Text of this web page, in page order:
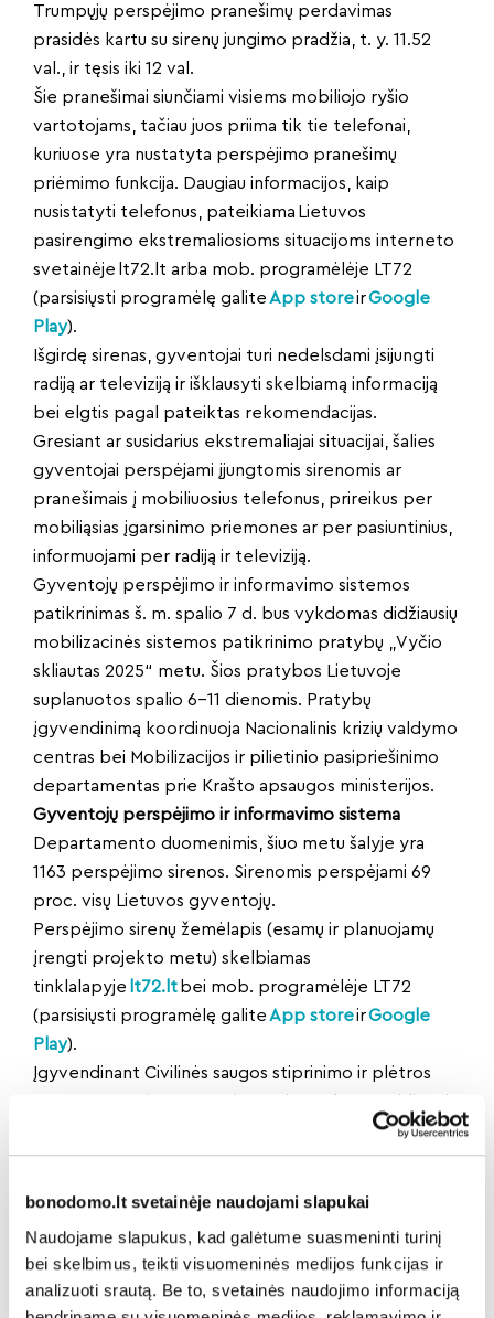
bonodomo.lt svetainėje naudojami slapukai
Naudojame slapukus, kad galėtume suasmeninti turinį
bei skelbimus, teikti visuomeninės medijos funkcijas ir
analizuoti srautą. Be to, svetainės naudojimo informaciją
Trumpųjų perspėjimo pranešimų perdavimas
prasidės kartu su sirenų jungimo pradžia, t. y. 11.52
val., ir tęsis iki 12 val.
Šie pranešimai siunčiami visiems mobiliojo ryšio
vartotojams, tačiau juos priima tik tie telefonai,
kuriuose yra nustatyta perspėjimo pranešimų
priėmimo funkcija. Daugiau informacijos, kaip
nusistatyti telefonus, pateikiama Lietuvos
pasirengimo ekstremaliosioms situacijoms interneto
svetainėje lt72.lt arba mob. programėlėje LT72
(parsisiųsti programėlę galite App storeirGoogle
Play).
Išgirdę sirenas, gyventojai turi nedelsdami įsijungti
radiją ar televiziją ir išklausyti skelbiamą informaciją
bei elgtis pagal pateiktas rekomendacijas.
Gresiant ar susidarius ekstremaliajai situacijai, šalies
gyventojai perspėjami įjungtomis sirenomis ar
pranešimais į mobiliuosius telefonus, prireikus per
mobiliąsias įgarsinimo priemones ar per pasiuntinius,
informuojami per radiją ir televiziją.
Gyventojų perspėjimo ir informavimo sistemos
patikrinimas š. m. spalio 7 d. bus vykdomas didžiausių
mobilizacinės sistemos patikrinimo pratybų „Vyčio
skliautas 2025“ metu. Šios pratybos Lietuvoje
suplanuotos spalio 6–11 dienomis. Pratybų
įgyvendinimą koordinuoja Nacionalinis krizių valdymo
centras bei Mobilizacijos ir pilietinio pasipriešinimo
departamentas prie Krašto apsaugos ministerijos.
Gyventojų perspėjimo ir informavimo sistema
Departamento duomenimis, šiuo metu šalyje yra
1163 perspėjimo sirenos. Sirenomis perspėjami 69
proc. visų Lietuvos gyventojų.
Perspėjimo sirenų žemėlapis (esamų ir planuojamų
įrengti projekto metu) skelbiamas
tinklalapyje lt72.lt bei mob. programėlėje LT72
(parsisiųsti programėlę galite App storeirGoogle
Play).
Įgyvendinant Civilinės saugos stiprinimo ir plėtros
programos priemones, Lietuvoje suplanuota įdiegti
275 naujas perspėjimo sirenas ir prie centralizuotos
perspėjimo sirenų valdymo sistemos prijungti 600
2029 metais, įgyvendinus investicinio projekto
veiklas, gyventojų perspėjimui bus naudojamos 1438
sirenos, iš kurių Priešgaisrinės apsaugos ir gelbėjimo
departamentas centralizuotai valdys 1125 sirenas.